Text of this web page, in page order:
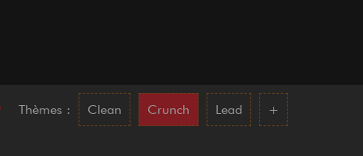
Thèmes : Clean Crunch Lead +